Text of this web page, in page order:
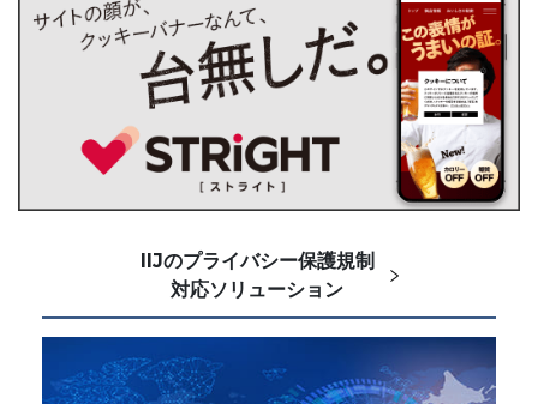
IIJのプライバシー保護規制
対応ソリューション